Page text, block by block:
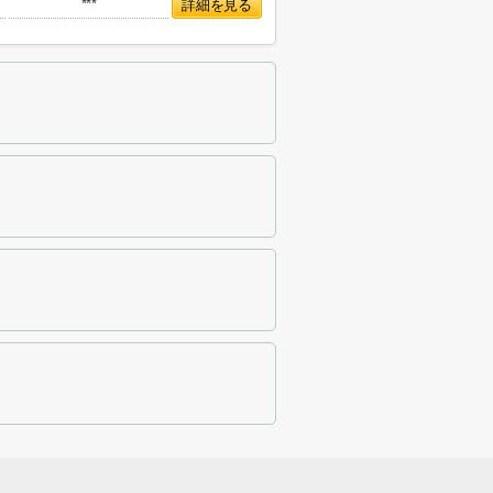
*** 詳細を見る